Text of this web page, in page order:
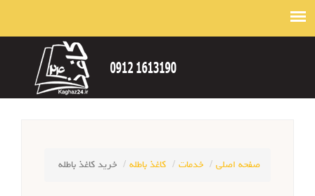
صفحه اصلی خدمات کاغذ باطله خرید کاغذ باطله